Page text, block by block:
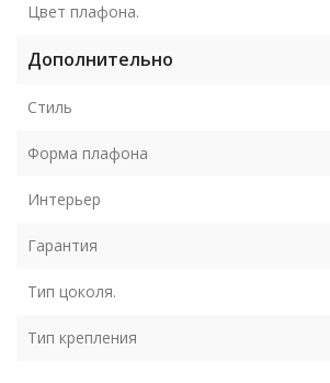
Цвет плафона.
Дополнительно
Стиль
Форма плафона
Интерьер
Гарантия
Тип цоколя.
Тип крепления